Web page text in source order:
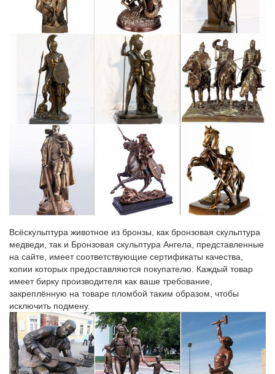
Фигурки и статуэтки собак купить в Москве в интернет
магазине.
Символы года. Фигурки и статуэтки. Елочки.Цена: 6 900 руб.
Купить Купить в один клик. Набор для чая "собака", на две
персоны: 2 чашки с подстаканниками, 2 блюдца, две чайных
Статуэтки и фигурки в официальном интернет-магазине…
Город. Поле должно быть пустым. Введите символы на
картинкеАртикул: 10K8843B. Добавить в избранное. Статуэтка
"Собака" малая бежевая. 420 a.
Купить соэр: статуэтка "собака" 5034 бронза по цене 42075
Статуэтки итальянского производителя Соэр – настоящее
произведение искусства.Все постаменты выполнены из
Тут еще никто ничего не писал, стань первым!
Всёскульптура животное из бронзы, как бронзовая скульптура
медведи, так и Бронзовая скульптура Ангела, представленные
на сайте, имеет соответствующие сертификаты качества,
копии которых предоставляются покупателю. Каждый товар
имеет бирку производителя как ваше требование,
закреплённую на товаре пломбой таким образом, чтобы
исключить подмену.